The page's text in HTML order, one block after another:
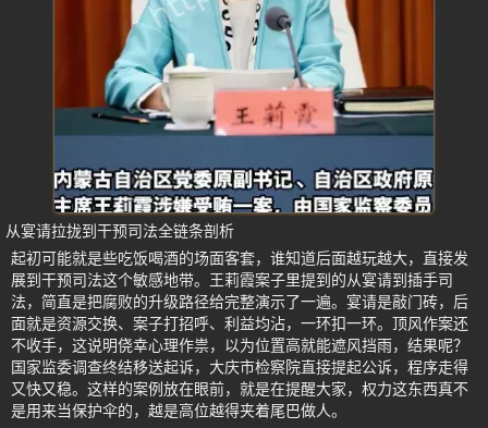
从宴请拉拢到干预司法全链条剖析
起初可能就是些吃饭喝酒的场面客套，谁知道后面越玩越大，直接发
展到干预司法这个敏感地带。王莉霞案子里提到的从宴请到插手司
法，简直是把腐败的升级路径给完整演示了一遍。宴请是敲门砖，后
面就是资源交换、案子打招呼、利益均沾，一环扣一环。顶风作案还
不收手，这说明侥幸心理作祟，以为位置高就能遮风挡雨，结果呢？
国家监委调查终结移送起诉，大庆市检察院直接提起公诉，程序走得
又快又稳。这样的案例放在眼前，就是在提醒大家，权力这东西真不
是用来当保护伞的，越是高位越得夹着尾巴做人。